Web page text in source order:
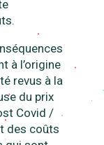
à l’origine
revus à la
du prix
Covid /
des coûts